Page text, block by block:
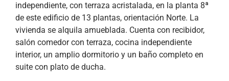
independiente, con terraza acristalada, en la planta 8ª
de este edificio de 13 plantas, orientación Norte. La
vivienda se alquila amueblada. Cuenta con recibidor,
salón comedor con terraza, cocina independiente
interior, un amplio dormitorio y un baño completo en
suite con plato de ducha.